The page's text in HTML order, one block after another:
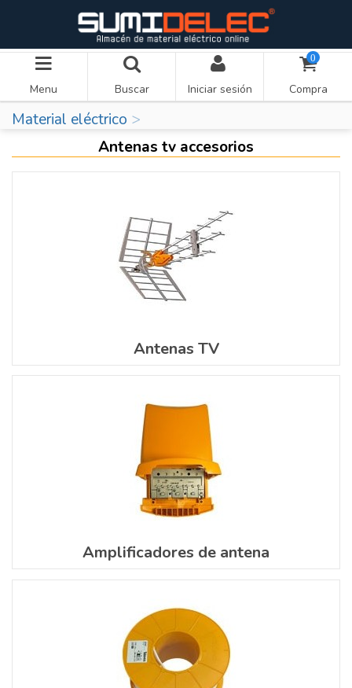
Menu Buscar Iniciar sesión
0
Compra
Material eléctrico
Antenas tv accesorios
Antenas TV
Amplificadores de antena